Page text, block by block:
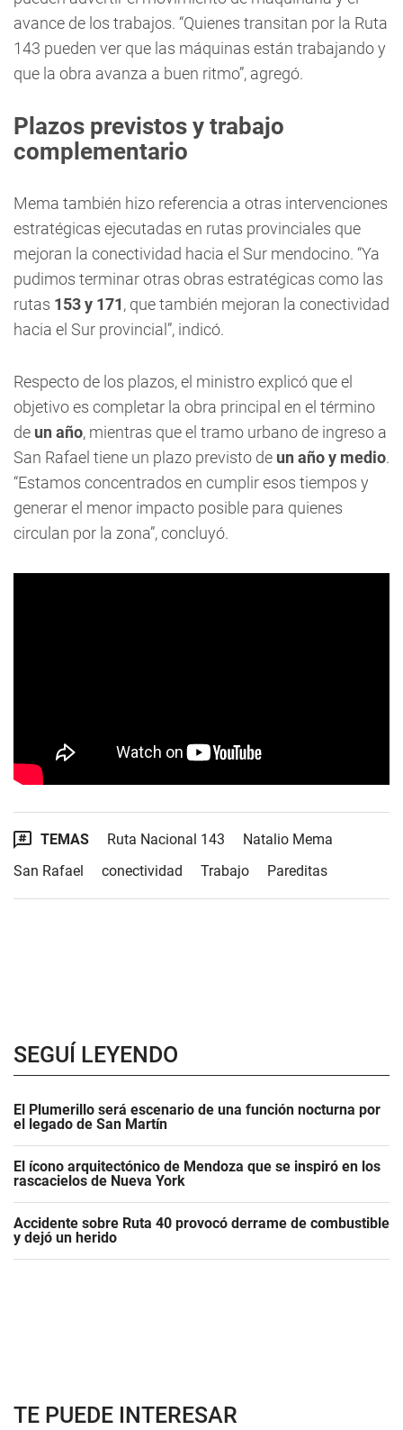
avance de los trabajos. “Quienes transitan por la Ruta
143 pueden ver que las máquinas están trabajando y
que la obra avanza a buen ritmo”, agregó.
Plazos previstos y trabajo
complementario
Mema también hizo referencia a otras intervenciones
estratégicas ejecutadas en rutas provinciales que
mejoran la conectividad hacia el Sur mendocino. “Ya
pudimos terminar otras obras estratégicas como las
rutas 153 y 171, que también mejoran la conectividad
hacia el Sur provincial”, indicó.
Respecto de los plazos, el ministro explicó que el
objetivo es completar la obra principal en el término
de un año, mientras que el tramo urbano de ingreso a
San Rafael tiene un plazo previsto de un año y medio.
“Estamos concentrados en cumplir esos tiempos y
generar el menor impacto posible para quienes
circulan por la zona”, concluyó.
TEMAS Ruta Nacional 143
Natalio Mema
San Rafael
conectividad Trabajo Pareditas
SEGUÍ LEYENDO
El Plumerillo será escenario de una función nocturna por
el legado de San Martín
El ícono arquitectónico de Mendoza que se inspiró en los
rascacielos de Nueva York
Accidente sobre Ruta 40 provocó derrame de combustible
y dejó un herido
TE PUEDE INTERESAR